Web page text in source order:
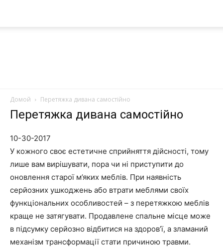
Nanoplast
Домой Перетяжка дивана самостійно
Перетяжка дивана самостійно
10-30-2017
У кожного своє естетичне сприйняття дійсності, тому
лише вам вирішувати, пора чи ні приступити до
оновлення старої м’яких меблів. При наявність
серйозних ушкоджень або втрати меблями своїх
функціональних особливостей – з перетяжкою меблів
краще не затягувати. Продавлене спальне місце може
в підсумку серйозно відбитися на здоров’ї, а зламаний
механізм трансформації стати причиною травми.